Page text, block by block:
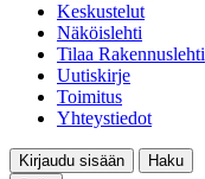
Keskustelut
Näköislehti
Tilaa Rakennuslehti
Uutiskirje
Toimitus
Yhteystiedot
Kirjaudu sisään
Haku